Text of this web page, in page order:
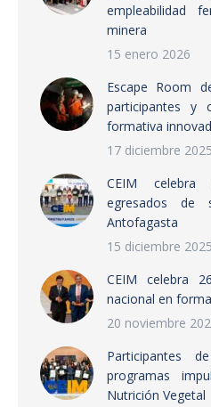
empleabilidad
minera
15 enero 2026
Escape Room
participantes y
formativa
17 diciembre 2025
CEIM celebra
egresados de
Antofagasta
15 diciembre 2025
CEIM celebra
nacional en
20 noviembre
Participantes
programas
Nutrición Vegetal